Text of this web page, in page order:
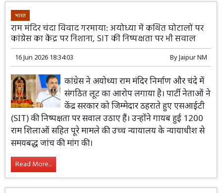
भारत
राम मंदिर चंदा विवाद गरमाया: अयोध्या में कथित घोटालों पर
कांग्रेस का केंद्र पर निशाना, SIT की निष्पक्षता पर भी सवाल
16 Jun 2026 18:34:03 ByJaipur NM
कांग्रेस ने अयोध्या राम मंदिर निर्माण और चंदे में
संगठित लूट का आरोप लगाया है। पार्टी नेताओं ने
केंद्र सरकार को जिम्मेदार ठहराते हुए एसआईटी
(SIT) की निष्पक्षता पर सवाल उठाए हैं। उन्होंने गायब हुई 1200
राम शिलाओं सहित पूरे मामले की उच्च न्यायालय के न्यायाधीश से
समयबद्ध जांच की मांग की।
Read More...